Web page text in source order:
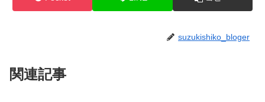
suzukishiko_bloger
関連記事